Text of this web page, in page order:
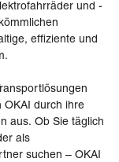
und -
effiziente und
OKAI durch ihre
aus. Ob Sie täglich
als
suchen – OKAI